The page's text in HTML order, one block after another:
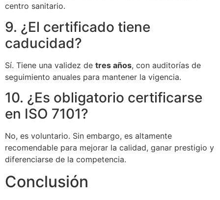
centro sanitario.
9. ¿El certificado tiene
caducidad?
Sí. Tiene una validez de tres años, con auditorías de
seguimiento anuales para mantener la vigencia.
10. ¿Es obligatorio certificarse
en ISO 7101?
No, es voluntario. Sin embargo, es altamente
recomendable para mejorar la calidad, ganar prestigio y
diferenciarse de la competencia.
Conclusión